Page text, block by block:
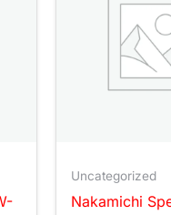
Uncategorized
Nakamichi